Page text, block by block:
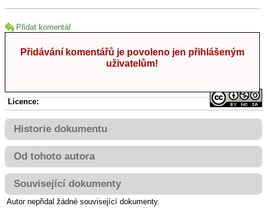
Přidat komentář
Přidávání komentářů je povoleno jen přihlášeným
uživatelům!
Licence:
Historie dokumentu
Od tohoto autora
Související dokumenty
Autor nepřidal žádné související dokumenty.